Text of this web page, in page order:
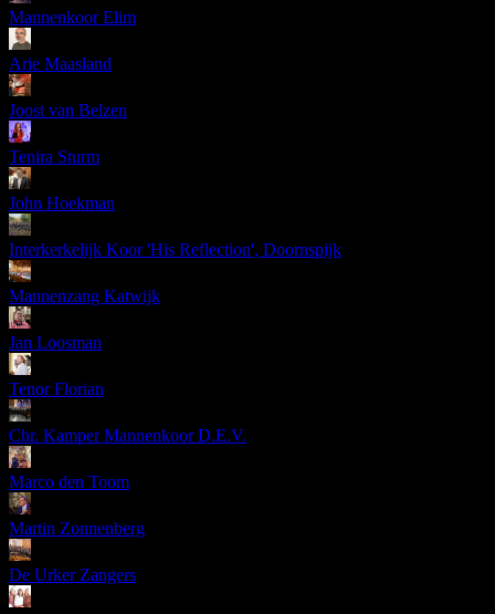
Mannenkoor Elim
Arie Maasland
Joost van Belzen
Tenira Sturm
John Hoekman
Interkerkelijk Koor 'His Reflection', Doornspijk
Mannenzang Katwijk
Jan Loosman
Tenor Florian
Chr. Kamper Mannenkoor D.E.V.
Marco den Toom
Martin Zonnenberg
De Urker Zangers